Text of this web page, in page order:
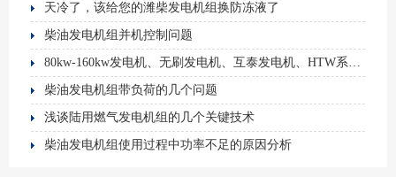
天冷了，该给您的潍柴发电机组换防冻液了
柴油发电机组并机控制问题
80kw-160kw发电机、无刷发电机、互泰发电机、HTW系列、HUTAI FDJ
柴油发电机组带负荷的几个问题
浅谈陆用燃气发电机组的几个关键技术
柴油发电机组使用过程中功率不足的原因分析